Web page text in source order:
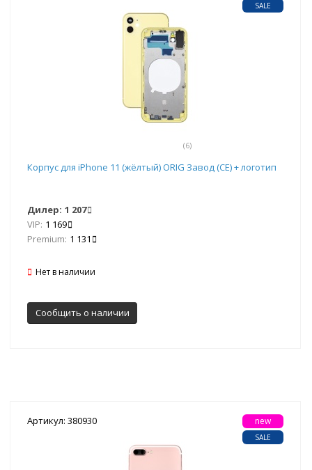
(6)
SALE
Корпус для iPhone 11 (жёлтый) ORIG Завод (CE) + логотип
Дилер: 1 207
VIP: 1 169
Premium: 1 131
Нет в наличии
Сообщить о наличии
Артикул: 380930 new
SALE